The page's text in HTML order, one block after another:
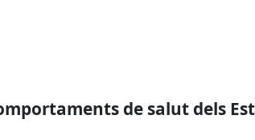
de salut dels